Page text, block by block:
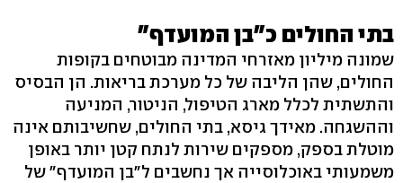
בתי החולים כ"בן המועדף"
שמונה מיליון מאזרחי המדינה מבוטחים בקופות
החולים, שהן הליבה של כל מערכת בריאות. הן הבסיס
והתשתית לכלל מארג הטיפול, הניטור, המניעה
וההשגחה. מאידך גיסא, בתי החולים, שחשיבותם אינה
מוטלת בספק, מספקים שירות לנתח קטן יותר באופן
משמעותי באוכלוסייה אך נחשבים ל"בן המועדף" של